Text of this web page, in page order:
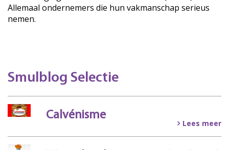
Allemaal ondernemers die hun vakmanschap serieus
nemen.
Smulblog Selectie
Calvénisme
Lees meer